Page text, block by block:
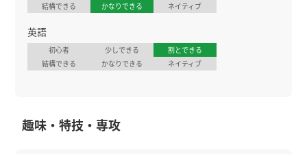
結構できる
かなりできる ネイティブ
英語
初心者 少しできる
割とできる
結構できる
かなりできる ネイティブ
趣味・特技・専攻